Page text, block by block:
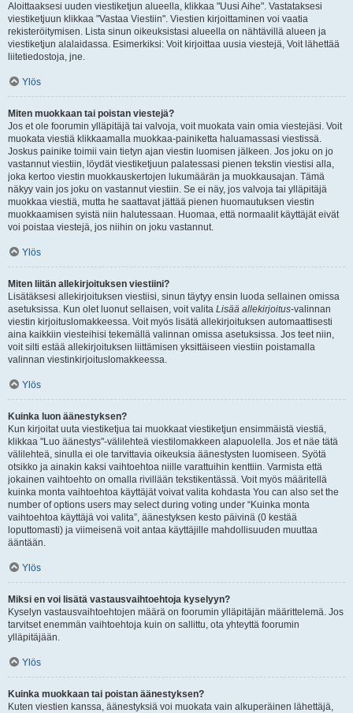
Aloittaaksesi uuden viestiketjun alueella, klikkaa "Uusi Aihe". Vastataksesi
viestiketjuun klikkaa "Vastaa Viestiin". Viestien kirjoittaminen voi vaatia
rekisteröitymisen. Lista sinun oikeuksistasi alueella on nähtävillä alueen ja
viestiketjun alalaidassa. Esimerkiksi: Voit kirjoittaa uusia viestejä, Voit lähettää
liitetiedostoja, jne.
Ylös
Miten muokkaan tai poistan viestejä?
Jos et ole foorumin ylläpitäjä tai valvoja, voit muokata vain omia viestejäsi. Voit
muokata viestiä klikkaamalla muokkaa-painiketta haluamassasi viestissä.
Joskus painike toimii vain tietyn ajan viestin luomisen jälkeen. Jos joku on jo
vastannut viestiin, löydät viestiketjuun palatessasi pienen tekstin viestisi alla,
joka kertoo viestin muokkauskertojen lukumäärän ja muokkausajan. Tämä
näkyy vain jos joku on vastannut viestiin. Se ei näy, jos valvoja tai ylläpitäjä
muokkaa viestiä, mutta he saattavat jättää pienen huomautuksen viestin
muokkaamisen syistä niin halutessaan. Huomaa, että normaalit käyttäjät eivät
voi poistaa viestejä, jos niihin on joku vastannut.
Ylös
Miten liitän allekirjoituksen viestiini?
Lisätäksesi allekirjoituksen viestiisi, sinun täytyy ensin luoda sellainen omissa
asetuksissa. Kun olet luonut sellaisen, voit valita Lisää allekirjoitus-valinnan
viestin kirjoituslomakkeessa. Voit myös lisätä allekirjoituksen automaattisesti
aina kaikkiin viesteihisi tekemällä valinnan omissa asetuksissa. Jos teet niin,
voit silti estää allekirjoituksen liittämisen yksittäiseen viestiin poistamalla
valinnan viestinkirjoituslomakkeessa.
Ylös
Kuinka luon äänestyksen?
Kun kirjoitat uuta viestiketjua tai muokkaat viestiketjun ensimmäistä viestiä,
klikkaa "Luo äänestys"-välilehteä viestilomakkeen alapuolella. Jos et näe tätä
välilehteä, sinulla ei ole tarvittavia oikeuksia äänestysten luomiseen. Syötä
otsikko ja ainakin kaksi vaihtoehtoa niille varattuihin kenttiin. Varmista että
jokainen vaihtoehto on omalla rivillään tekstikentässä. Voit myös määritellä
kuinka monta vaihtoehtoa käyttäjät voivat valita kohdasta You can also set the
number of options users may select during voting under “Kuinka monta
vaihtoehtoa käyttäjä voi valita”, äänestyksen kesto päivinä (0 kestää
loputtomasti) ja viimeisenä voit antaa käyttäjille mahdollisuuden muuttaa
ääntään.
Ylös
Miksi en voi lisätä vastausvaihtoehtoja kyselyyn?
Kyselyn vastausvaihtoehtojen määrä on foorumin ylläpitäjän määrittelemä. Jos
tarvitset enemmän vaihtoehtoja kuin on sallittu, ota yhteyttä foorumin
ylläpitäjään.
Ylös
Kuinka muokkaan tai poistan äänestyksen?
Kuten viestien kanssa, äänestyksiä voi muokata vain alkuperäinen lähettäjä,